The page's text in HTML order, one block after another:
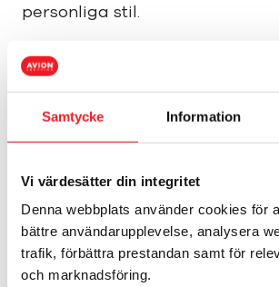
Samtycke Information
Vi värdesätter din integritet
Denna webbplats använder cookies för
bättre användarupplevelse, analysera
trafik, förbättra prestandan samt för
och marknadsföring.
personliga stil.
Kampanjer
Sko
Just nu finns det inga aktuella